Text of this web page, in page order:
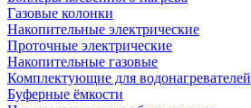
Газовые колонки
Накопительные электрические
Проточные электрические
Накопительные газовые
Комплектующие для водонагревателей
Буферные ёмкости